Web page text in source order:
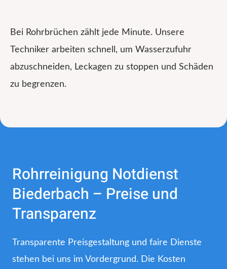
Bei Rohrbrüchen zählt jede Minute. Unsere
Techniker arbeiten schnell, um Wasserzufuhr
abzuschneiden, Leckagen zu stoppen und Schäden
zu begrenzen.
Rohrreinigung Notdienst
Biederbach – Preise und
Transparenz
Transparente Preisgestaltung und faire Dienste
stehen bei uns im Vordergrund. Die Kosten